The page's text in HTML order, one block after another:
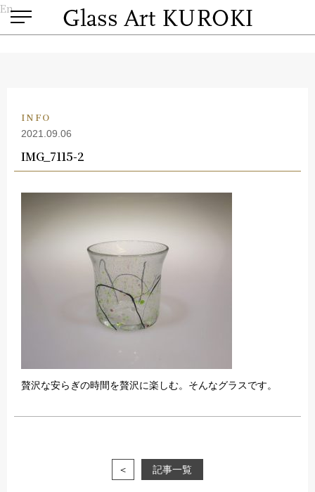
En
INFO
2021.09.06
IMG_7115-2
贅沢な安らぎの時間を贅沢に楽しむ。そんなグラスです。
＜ 記事一覧